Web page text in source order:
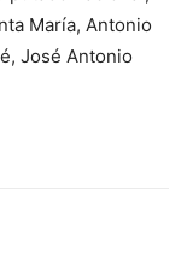
María, Antonio
José Antonio